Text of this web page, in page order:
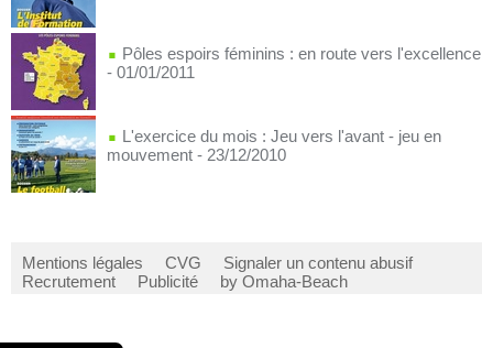
Pôles espoirs féminins : en route vers l'excellence
- 01/01/2011
L'exercice du mois : Jeu vers l'avant - jeu en
mouvement - 23/12/2010
Mentions légales CVG
Signaler un contenu abusif
Recrutement
Publicité by Omaha-Beach